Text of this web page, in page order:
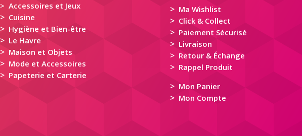
> Accessoires et Jeux
> Cuisine
> Hygiène et Bien-être
> Le Havre
> Maison et Objets
> Mode et Accessoires
> Papeterie et Carterie
> Ma Wishlist
> Click & Collect
> Paiement Sécurisé
> Livraison
> Retour & Échange
> Rappel Produit
> Mon Panier
> Mon Compte